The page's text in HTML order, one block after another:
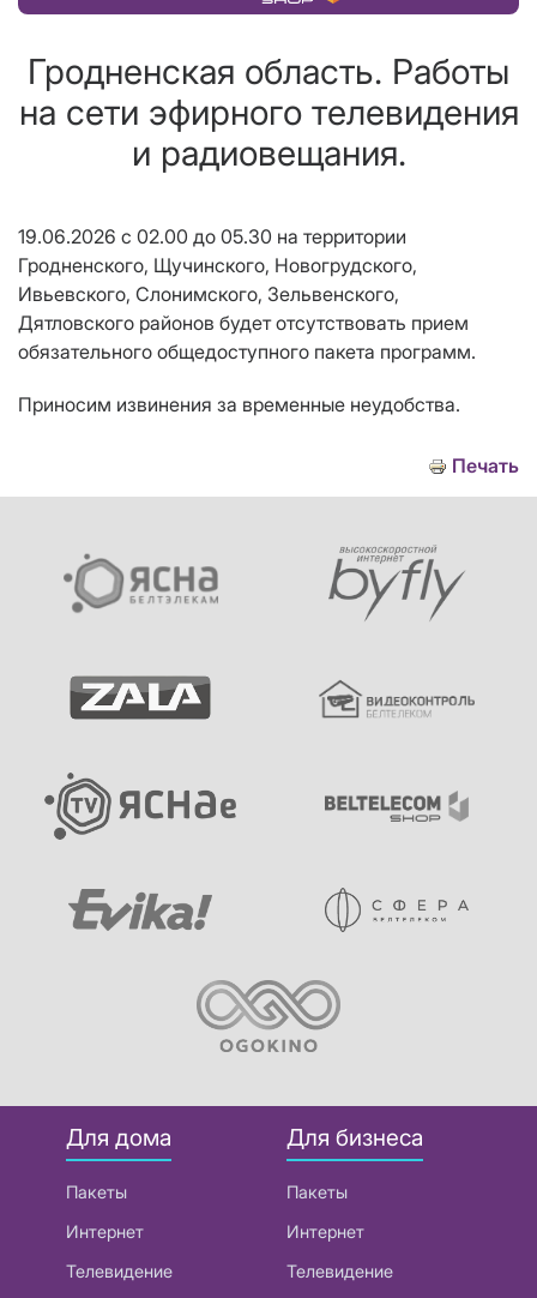
Гродненская область. Работы
на сети эфирного телевидения
и радиовещания.
19.06.2026 с 02.00 до 05.30 на территории
Гродненского, Щучинского, Новогрудского,
Ивьевского, Слонимского, Зельвенского,
Дятловского районов будет отсутствовать прием
обязательного общедоступного пакета программ.
Приносим извинения за временные неудобства.
Печать
Для дома
Пакеты
Интернет
Телевидение
Для бизнеса
Пакеты
Интернет
Телевидение